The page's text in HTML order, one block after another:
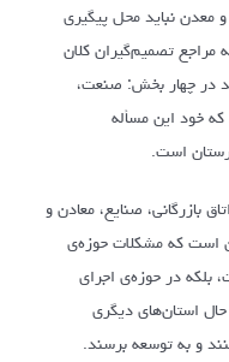
معدن نباید محل پیگیری
مراجع تصمیم‌گیران کلان
در چهار بخش: صنعت،
خود این مسأله
است.
صنایع، معادن و
است که مشکلات حوزه‌ی
بلکه در حوزه‌ی اجرای
استان‌های دیگری
و به توسعه برسند.